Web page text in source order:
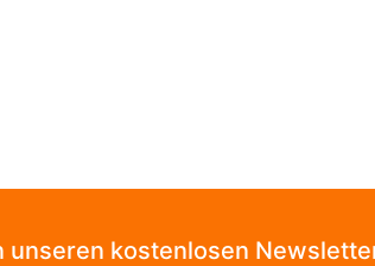
unseren kostenlosen